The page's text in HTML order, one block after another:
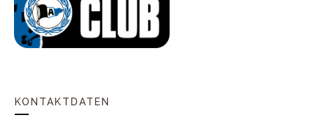
KONTAKTDATEN